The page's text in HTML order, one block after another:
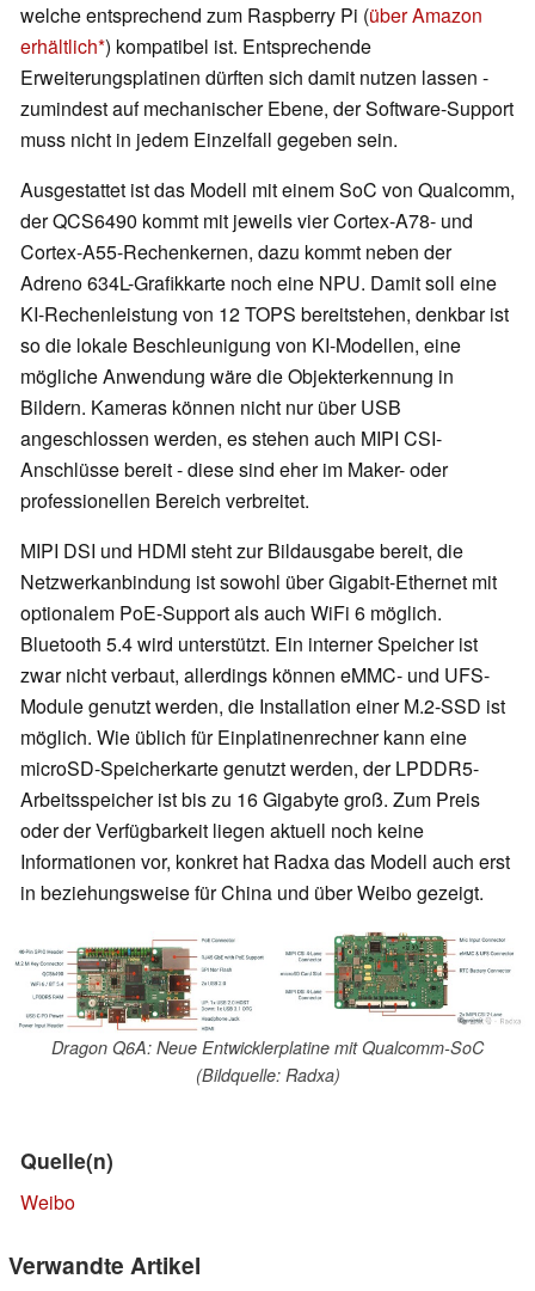
welche entsprechend zum Raspberry Pi (über Amazon
erhältlich ) kompatibel ist. Entsprechende
Erweiterungsplatinen dürften sich damit nutzen lassen -
zumindest auf mechanischer Ebene, der Software-Support
muss nicht in jedem Einzelfall gegeben sein.
Ausgestattet ist das Modell mit einem SoC von Qualcomm,
der QCS6490 kommt mit jeweils vier Cortex-A78- und
Cortex-A55-Rechenkernen, dazu kommt neben der
Adreno 634L-Grafikkarte noch eine NPU. Damit soll eine
KI-Rechenleistung von 12 TOPS bereitstehen, denkbar ist
so die lokale Beschleunigung von KI-Modellen, eine
mögliche Anwendung wäre die Objekterkennung in
Bildern. Kameras können nicht nur über USB
angeschlossen werden, es stehen auch MIPI CSI-
Anschlüsse bereit - diese sind eher im Maker- oder
professionellen Bereich verbreitet.
MIPI DSI und HDMI steht zur Bildausgabe bereit, die
Netzwerkanbindung ist sowohl über Gigabit-Ethernet mit
optionalem PoE-Support als auch WiFi 6 möglich.
Bluetooth 5.4 wird unterstützt. Ein interner Speicher ist
zwar nicht verbaut, allerdings können eMMC- und UFS-
Module genutzt werden, die Installation einer M.2-SSD ist
möglich. Wie üblich für Einplatinenrechner kann eine
microSD-Speicherkarte genutzt werden, der LPDDR5-
Arbeitsspeicher ist bis zu 16 Gigabyte groß. Zum Preis
oder der Verfügbarkeit liegen aktuell noch keine
Informationen vor, konkret hat Radxa das Modell auch erst
in beziehungsweise für China und über Weibo gezeigt.
Dragon Q6A: Neue Entwicklerplatine mit Qualcomm-SoC
(Bildquelle: Radxa)
Quelle(n)
Weibo
Verwandte Artikel